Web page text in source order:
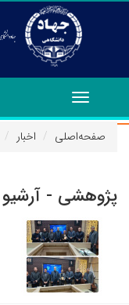
Toggle
navigation
صفحه‌اصلی
اخبار
پژوهشی - آرشیو